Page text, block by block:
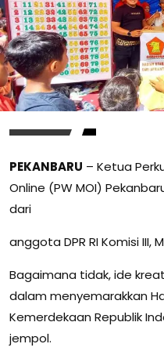
PEKANBARU – Ketua
Online (PW MOI)
dari
anggota DPR RI Komisi III,
Bagaimana tidak, ide
dalam menyemarakkan
Kemerdekaan Republik
jempol.